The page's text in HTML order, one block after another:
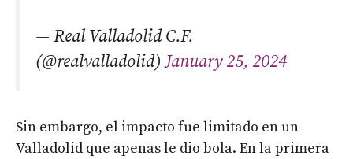
— Real Valladolid C.F.
(@realvalladolid)January 25, 2024
Sin embargo, el impacto fue limitado en un
Valladolid que apenas le dio bola. En la primera